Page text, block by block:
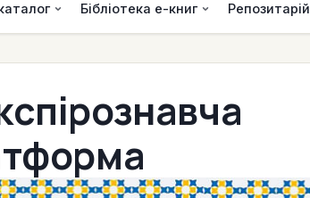
Бібліотека е-книг Репозитарій